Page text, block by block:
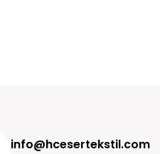
info@hcesertekstil.com